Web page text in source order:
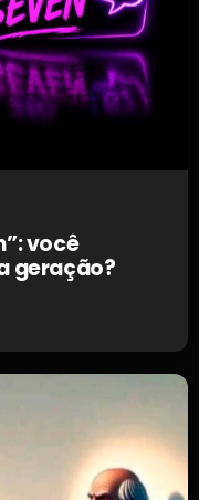
você
geração?